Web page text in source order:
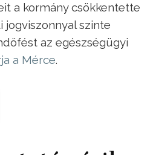
a kormány csökkentette
jogviszonnyal szinte
az egészségügyi
a Mérce.